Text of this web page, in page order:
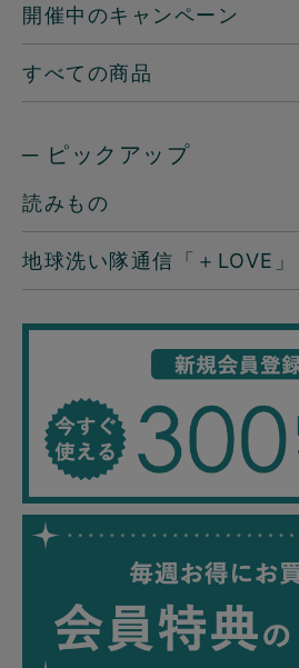
開催中のキャンペーン
すべての商品
─ ピックアップ
読みもの
地球洗い隊通信「＋LOVE」